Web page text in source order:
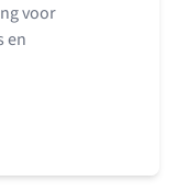
voor
en